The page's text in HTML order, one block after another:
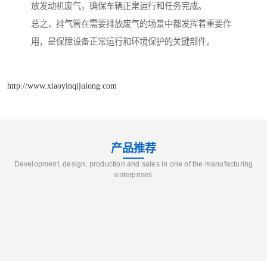
放发动机废气，确保车辆正常运行和任务完成。
总之，排气管在需要排放废气的场景中都发挥着重要作
用，是保障设备正常运行和环境保护的关键部件。
http://www.xiaoyinqijulong.com
产品推荐
Development, design, production and sales in one of the manufacturing
enterprises